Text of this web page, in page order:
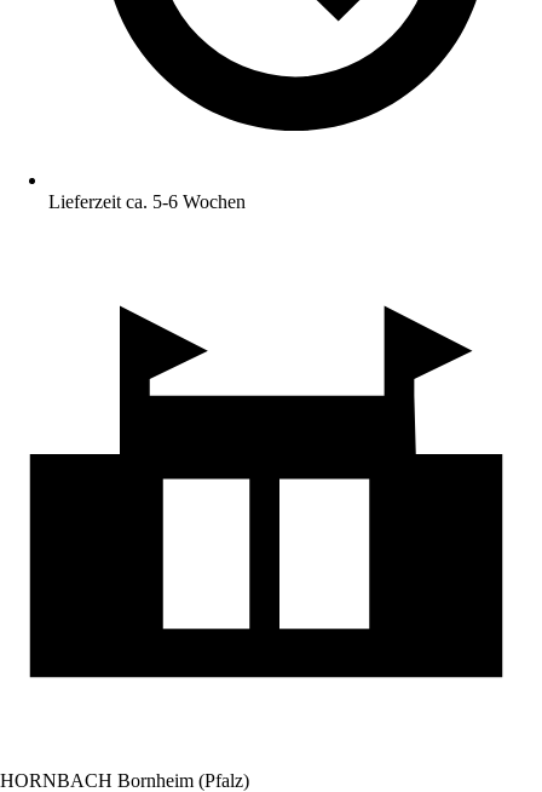
Lieferzeit ca. 5-6 Wochen
HORNBACH Bornheim (Pfalz)